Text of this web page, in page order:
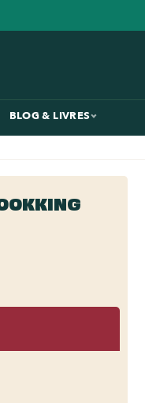
BLOG & LIVRES